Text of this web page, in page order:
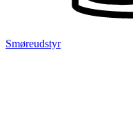
Smøreudstyr